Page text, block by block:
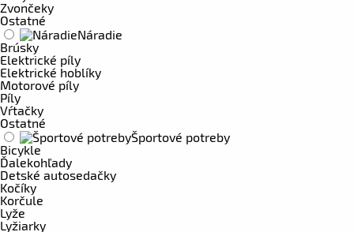
Zvončeky
Ostatné
Náradie
Brúsky
Elektrické píly
Elektrické hoblíky
Motorové píly
Píly
Vŕtačky
Ostatné
Športové potreby
Bicykle
Ďalekohľady
Detské autosedačky
Kočíky
Korčule
Lyže
Lyžiarky